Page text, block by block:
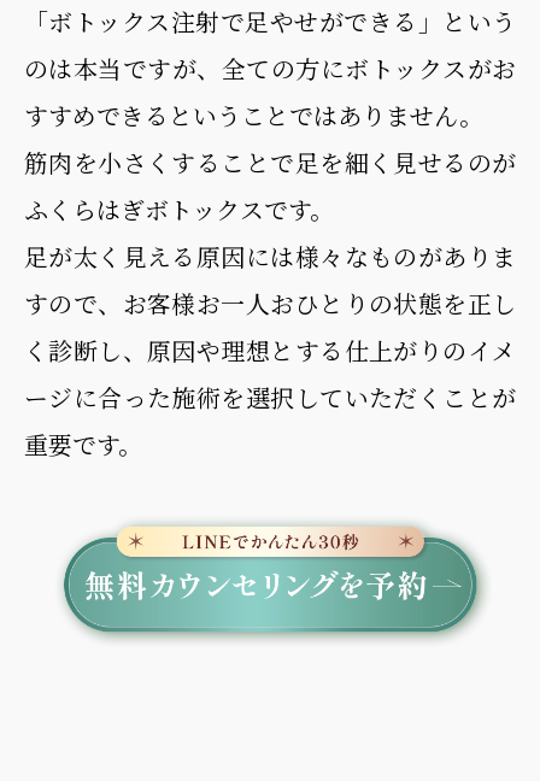
「ボトックス注射で足やせができる」という
のは本当ですが、全ての方にボトックスがお
すすめできるということではありません。
筋肉を小さくすることで足を細く見せるのが
ふくらはぎボトックスです。
足が太く見える原因には様々なものがありま
すので、お客様お一人おひとりの状態を正し
く診断し、原因や理想とする仕上がりのイメ
ージに合った施術を選択していただくことが
重要です。